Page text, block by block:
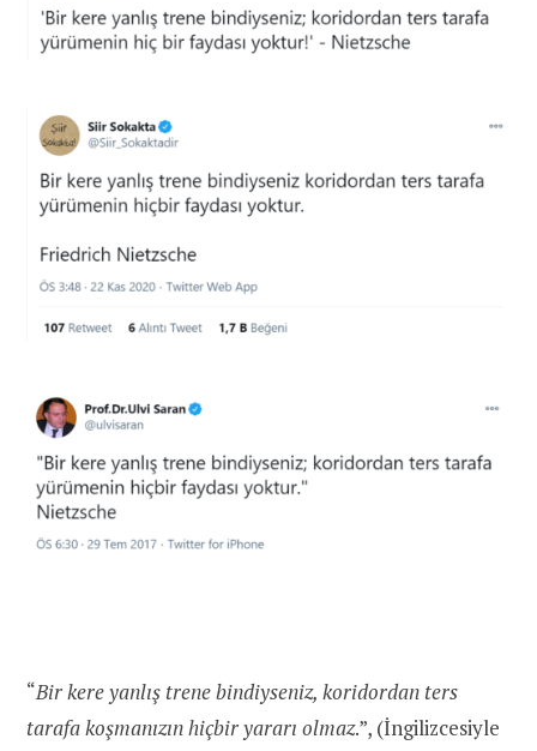
“Bir kere yanlış trene bindiyseniz, koridordan ters
tarafa koşmanızın hiçbir yararı olmaz.”, (İngilizcesiyle